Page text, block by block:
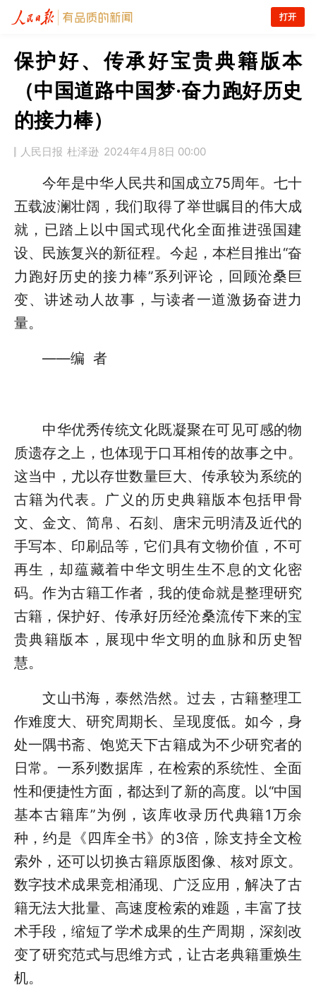
打开
保护好、传承好宝贵典籍版本
（中国道路中国梦·奋力跑好历史
的接力棒）
人民日报 杜泽逊 2024年4月8日 00:00
今年是中华人民共和国成立75周年。七十
五载波澜壮阔，我们取得了举世瞩目的伟大成
就，已踏上以中国式现代化全面推进强国建
设、民族复兴的新征程。今起，本栏目推出“奋
力跑好历史的接力棒”系列评论，回顾沧桑巨
变、讲述动人故事，与读者一道激扬奋进力
量。
——编 者
中华优秀传统文化既凝聚在可见可感的物
质遗存之上，也体现于口耳相传的故事之中。
这当中，尤以存世数量巨大、传承较为系统的
古籍为代表。广义的历史典籍版本包括甲骨
文、金文、简帛、石刻、唐宋元明清及近代的
手写本、印刷品等，它们具有文物价值，不可
再生，却蕴藏着中华文明生生不息的文化密
码。作为古籍工作者，我的使命就是整理研究
古籍，保护好、传承好历经沧桑流传下来的宝
贵典籍版本，展现中华文明的血脉和历史智
慧。
文山书海，泰然浩然。过去，古籍整理工
作难度大、研究周期长、呈现度低。如今，身
处一隅书斋、饱览天下古籍成为不少研究者的
日常。一系列数据库，在检索的系统性、全面
性和便捷性方面，都达到了新的高度。以“中国
基本古籍库”为例，该库收录历代典籍1万余
种，约是《四库全书》的3倍，除支持全文检
索外，还可以切换古籍原版图像、核对原文。
数字技术成果竞相涌现、广泛应用，解决了古
籍无法大批量、高速度检索的难题，丰富了技
术手段，缩短了学术成果的生产周期，深刻改
变了研究范式与思维方式，让古老典籍重焕生
机。